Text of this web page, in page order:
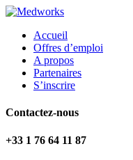
Accueil
Offres d’emploi
A propos
Partenaires
S’inscrire
Contactez-nous
+33 1 76 64 11 87